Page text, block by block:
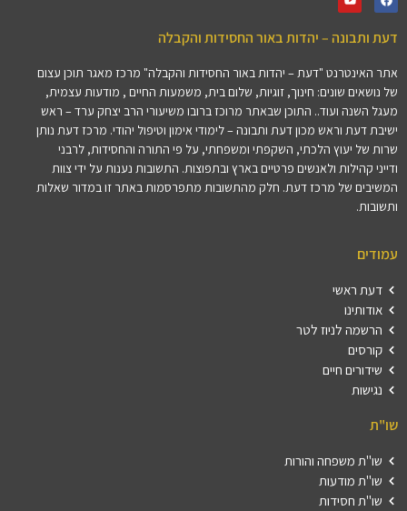
דעת ותבונה – יהדות באור החסידות והקבלה
אתר האינטרנט "דעת – יהדות באור החסידות והקבלה" מרכז מאגר תוכן עצום
של נושאים שונים: חינוך, זוגיות, שלום בית, משמעות החיים , מודעות עצמית,
מעגל השנה ועוד.. התוכן שבאתר מרוכז ברובו משיעורי הרב יצחק ערד – ראש
ישיבת דעת וראש מכון דעת ותבונה – לימודי אימון וטיפול יהודי. מרכז דעת נותן
שרות של יעוץ הלכתי, השקפתי ומשפחתי, על פי התורה והחסידות, לרבני
ודייני קהילות ולאנשים פרטיים בארץ ובתפוצות. התשובות נענות על ידי צוות
המשיבים של מרכז דעת. חלק מהתשובות מתפרסמות באתר זו במדור שאלות
ותשובות.
עמודים
דעת ראשי
אודותינו
הרשמה לניוז לטר
קורסים
שידורים חיים
נגישות
שו"ת
שו"ת משפחה והורות
שו"ת מודעות
שו"ת חסידות